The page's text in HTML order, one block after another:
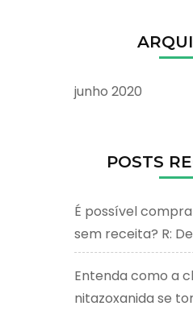
junho 2020
POSTS
É possível
sem receita? R:
Entenda como a
nitazoxanida se